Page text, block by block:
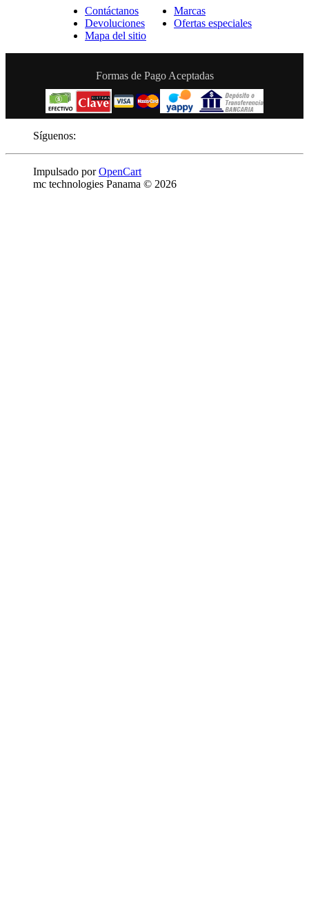
Contáctanos
Devoluciones
Mapa del sitio
Marcas
Ofertas especiales
Formas de Pago Aceptadas
Síguenos:
Impulsado porOpenCart
mc technologies Panama © 2026